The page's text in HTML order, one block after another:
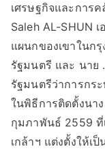
เศรษฐกิจและการ
Saleh AL-SHUN
แผนกของเขาในก
รัฐมนตรี และ นาย
รัฐมนตรีว่าการกร
ในพิธีการติดตั้งนา
กุมภาพันธ์ 2559 ที่
เกล้าฯ แต่งตั้งให้เ